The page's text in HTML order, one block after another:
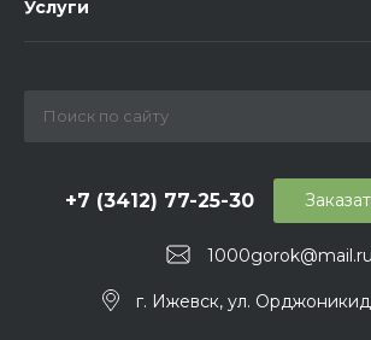
Услуги
+7 (3412) 77-25-30
1000gorok@mail.ru
г. Ижевск, ул.